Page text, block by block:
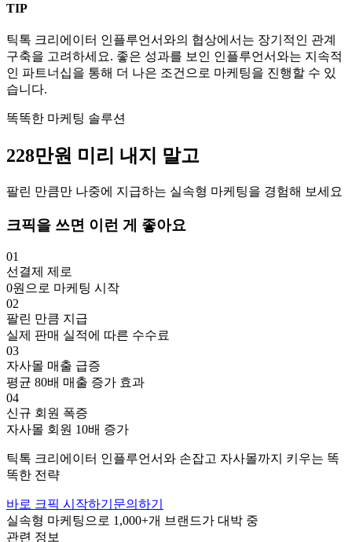
TIP
틱톡 크리에이터 인플루언서와의 협상에서는 장기적인 관계
구축을 고려하세요. 좋은 성과를 보인 인플루언서와는 지속적
인 파트너십을 통해 더 나은 조건으로 마케팅을 진행할 수 있
습니다.
똑똑한 마케팅 솔루션
228만원 미리 내지 말고
팔린 만큼만 나중에 지급하는 실속형 마케팅을 경험해 보세요
크픽을 쓰면 이런 게 좋아요
01
선결제 제로
0원으로 마케팅 시작
02
팔린 만큼 지급
실제 판매 실적에 따른 수수료
03
자사몰 매출 급증
평균 80배 매출 증가 효과
04
신규 회원 폭증
자사몰 회원 10배 증가
틱톡 크리에이터 인플루언서와 손잡고 자사몰까지 키우는 똑
똑한 전략
바로 크픽 시작하기 문의하기
실속형 마케팅으로 1,000+개 브랜드가 대박 중
관련 정보